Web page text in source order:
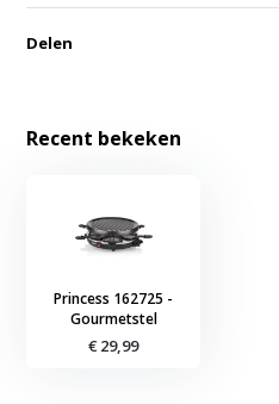
Delen
Recent bekeken
Princess 162725 -
Gourmetstel
€ 29,99